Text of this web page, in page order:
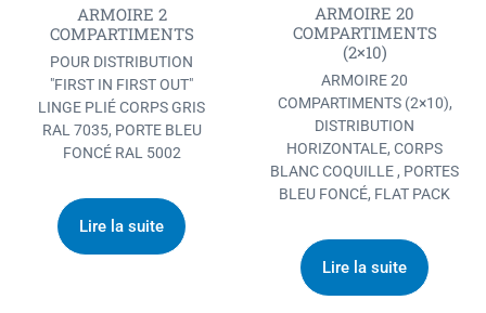
ARMOIRE 2
COMPARTIMENTS
POUR DISTRIBUTION
"FIRST IN FIRST OUT"
LINGE PLIÉ CORPS GRIS
RAL 7035, PORTE BLEU
FONCÉ RAL 5002
Lire la suite
ARMOIRE 20
COMPARTIMENTS
(2×10)
ARMOIRE 20
COMPARTIMENTS (2×10),
DISTRIBUTION
HORIZONTALE, CORPS
BLANC COQUILLE , PORTES
BLEU FONCÉ, FLAT PACK
Lire la suite